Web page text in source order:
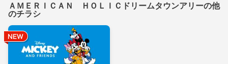
ＡＭＥＲＩＣＡＮ ＨＯＬＩＣドリームタウンアリーの他
のチラシ